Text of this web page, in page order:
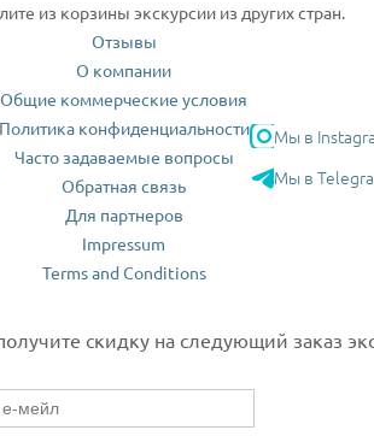
из корзины экскурсии из других стран.
Отзывы
О компании
Общие коммерческие условия
Политика конфиденциальности
Часто задаваемые вопросы
Обратная связь
Для партнеров
Impressum
Terms and Conditions
Мы в
Мы в
скидку на следующий заказ